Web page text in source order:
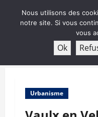
Urbanisme
Nous utilisons des
notre site. Si vous
vous
Ok